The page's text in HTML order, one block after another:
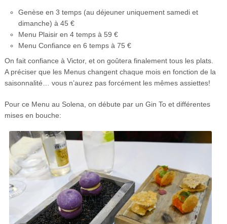
Genèse en 3 temps (au déjeuner uniquement samedi et
dimanche) à 45 €
Menu Plaisir en 4 temps à 59 €
Menu Confiance en 6 temps à 75 €
On fait confiance à Victor, et on goûtera finalement tous les plats.
A préciser que les Menus changent chaque mois en fonction de la
saisonnalité… vous n’aurez pas forcément les mêmes assiettes!
Pour ce Menu au Solena, on débute par un Gin To et différentes
mises en bouche: